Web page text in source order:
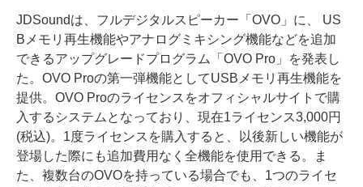
JDSoundは、フルデジタルスピーカー「OVO」に、 US
Bメモリ再生機能やアナログミキシング機能などを追加
できるアップグレードプログラム「OVO Pro」を発表し
た。OVO Proの第一弾機能としてUSBメモリ再生機能を
提供。OVO Proのライセンスをオフィシャルサイトで購
入するシステムとなっており、現在1ライセンス3,000円
(税込)。1度ライセンスを購入すると、以後新しい機能が
登場した際にも追加費用なく全機能を使用できる。ま
た、複数台のOVOを持っている場合でも、1つのライセ